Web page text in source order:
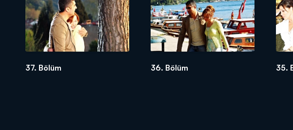
37. Bölüm 36. Bölüm 35.